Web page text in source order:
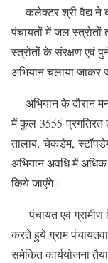
कलेक्टर श्री वैद्य ने
पंचायतों में जल
स्त्रोतों के संरक्षण एवं
अभियान चलाया जाकर
अभियान के दौरान
में कुल 3555 प्रगतिरत
तालाब, चेकडेम,
अभियान अवधि में
किये जाएंगे।
पंचायत एवं ग्रामीण
करते हुये ग्राम
समेकित कार्ययोजना